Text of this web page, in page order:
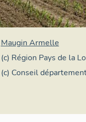
Maugin Armelle
(c) Région Pays de la
(c) Conseil
Conservation